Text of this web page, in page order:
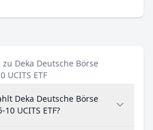
Deka Deutsche Börse
UCITS ETF
Deka Deutsche Börse
10 UCITS ETF?